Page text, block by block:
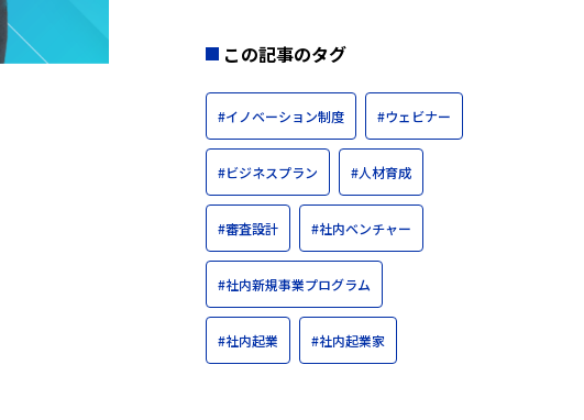
この記事のタグ
#イノベーション制度 #ウェビナー
#ビジネスプラン #人材育成
#審査設計 #社内ベンチャー
#社内新規事業プログラム
#社内起業 #社内起業家